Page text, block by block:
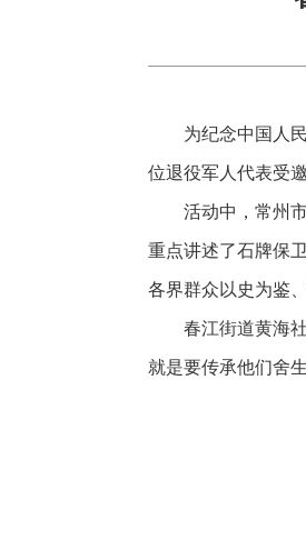
为纪念中国人
位退役军人代表受
活动中，常州
重点讲述了石牌保
各界群众以史为鉴
春江街道黄海
就是要传承他们舍